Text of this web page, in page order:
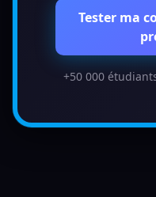
Tester ma
+50 000